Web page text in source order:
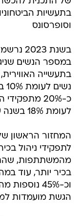
בתעשיות
וסופרסונס
במספר הנשים
כ-20%
לעומת 18% בשנה שלפניה.
המחזור הראשון
מהמשתתפות,
בכיר יותר, עוד
וכ-45%
הגשת מועמדות